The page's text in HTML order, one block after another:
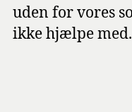
uden for vores
ikke hjælpe med.